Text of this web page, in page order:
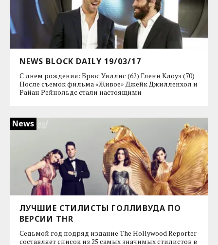
NEWS BLOCK DAILY 19/03/17
С днем рождения: Брюс Уиллис (62) Гленн Клоуз (70)
После съемок фильма «Живое» Джейк Джилленхол и
Райан Рейнольдс стали настоящими
News
ЛУЧШИЕ СТИЛИСТЫ ГОЛЛИВУДА ПО
ВЕРСИИ THR
Седьмой год подряд издание The Hollywood Reporter
составляет список из 25 самых значимых стилистов в